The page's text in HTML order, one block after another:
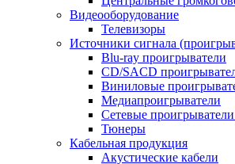
Видеооборудование
Телевизоры
Источники сигнала
Blu-ray проигрыватели
CD/SACD
Виниловые
Медиапроигрыватели
Сетевые
Тюнеры
Кабельная продукция
Акустические кабели